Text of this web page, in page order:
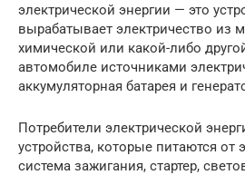
электрической энергии — это
вырабатывает электричество из
химической или какой-либо
автомобиле источниками
аккумуляторная батарея и
Потребители электрической
устройства, которые питаются от
система зажигания, стартер,